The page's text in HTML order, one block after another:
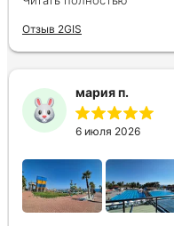
индивидуальные
менеджером Анной
Отзыв 2GIS
мария п.
6 июля 2026